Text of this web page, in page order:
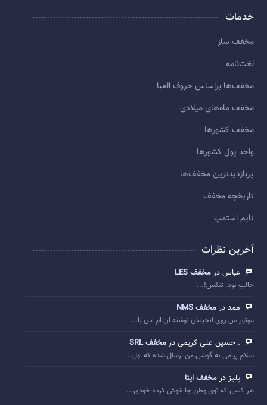
خدمات
مخفف ساز
لغت‌نامه
مخفف‌ها براساس حروف الفبا
مخفف ماه‌های میلادی
مخفف کشورها
واحد پول کشورها
پربازديدترين مخفف‌ها
تاريخچه مخفف
تایم استمپ
آخرین نظرات
عباس در مخفف LES
جالب بود. تنکس!...
ممد در مخفف NMS
موتور من روی انجینش نوشته ان ام اس با...
. حسین علی کریمی در مخفف SRL
سلام پیامی به گوشی من ارسال شده که اول...
پلیز در مخفف ایتا
هر کسی که توی وطن جا خوش کرده خودی...